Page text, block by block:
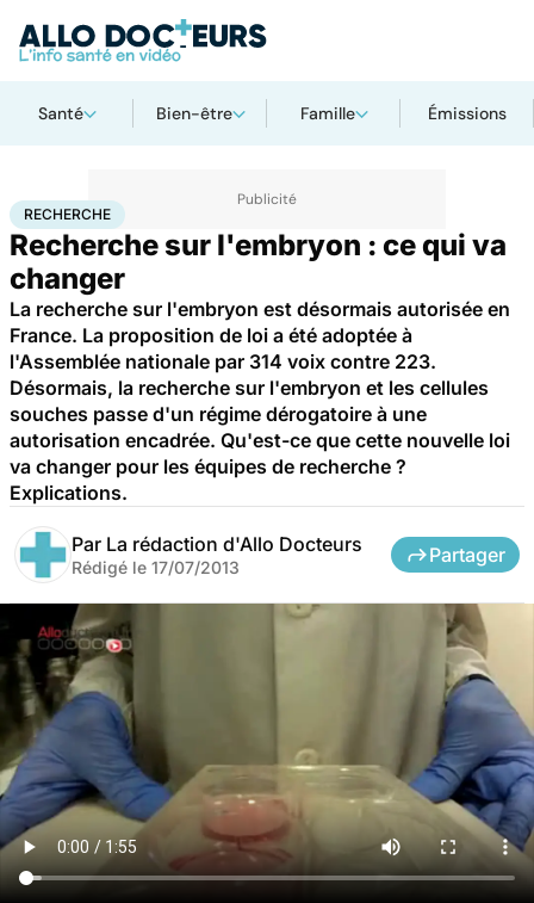
Santé Bien-être Famille Émissions
AccueilSantéMaladies Recherche
RECHERCHE
Recherche sur l'embryon : ce qui va
changer
La recherche sur l'embryon est désormais autorisée en
France. La proposition de loi a été adoptée à
l'Assemblée nationale par 314 voix contre 223.
Désormais, la recherche sur l'embryon et les cellules
souches passe d'un régime dérogatoire à une
autorisation encadrée. Qu'est-ce que cette nouvelle loi
va changer pour les équipes de recherche ?
Explications.
Par La rédaction d'Allo Docteurs
Rédigé le 17/07/2013
Partager